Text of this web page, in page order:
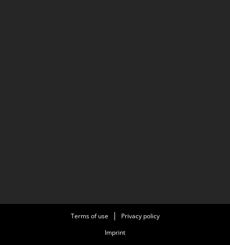
Terms of use
Privacy policy
Imprint